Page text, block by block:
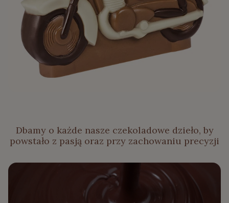
Dbamy o każde nasze czekoladowe dzieło, by
powstało z pasją oraz przy zachowaniu precyzji